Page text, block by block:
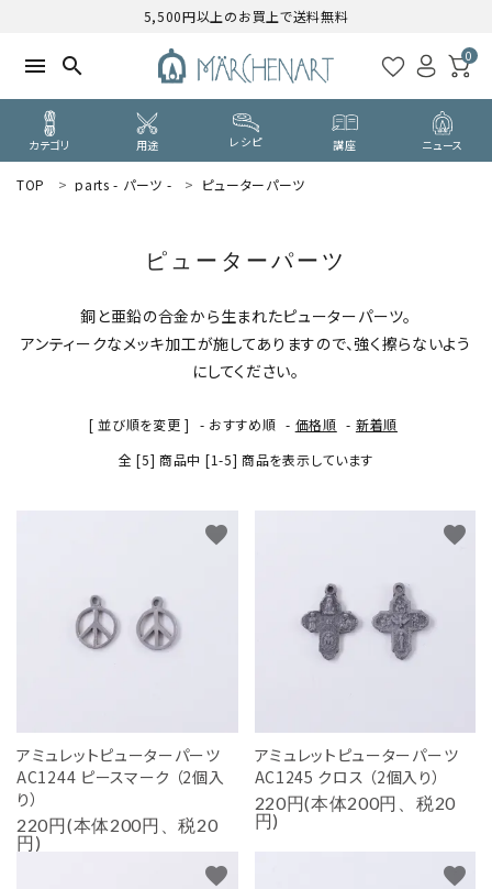
5,500円以上のお買上で送料無料
menu search 0
カテゴリ 用途 レシピ 講座 ニュース
ようこそ ゲスト 様
新規会員登録
CATEGORY
カテゴリーから探す
店舗
CONTACT
お問い合わせ
TOP parts - パーツ - ピューターパーツ
ピューターパーツ
銅と亜鉛の合金から生まれたピューターパーツ。
アンティークなメッキ加工が施してありますので、強く擦らないよう
にしてください。
[ 並び順を変更 ] - おすすめ順 - 価格順 - 新着順
全 [5] 商品中 [1-5] 商品を表示しています
アミュレットピューターパーツ
AC1244 ピースマーク （2個入
り）
220円(本体200円、税20
円)
favorite
アミュレットピューターパーツ
AC1245 クロス （2個入り）
220円(本体200円、税20
円)
favorite
favorite favorite